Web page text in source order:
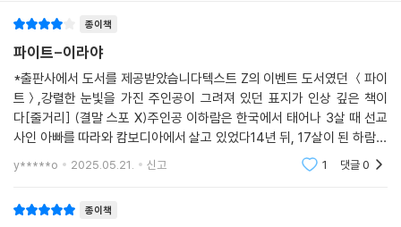
어느새 내 반경에 들어온 사람들이 있다. 날 봐 주고 웃게 해 주는 사람들.
나를 불쌍히 여기지 않고 내게 애정 어린 관심을 툭툭 던져 주는 사람들. 그
이 보이고 들리지 않았던 소리가 들린다. 그래서 그들과 오른 링 위에서 함
께 버텨 갈 앞날이 기대된다.
---p.197
“씩씩한 사람도, 잘 웃는 사람도, 용감한 사람도 모두 한 점씩은 아픈 구석
이 있지. 누구나 다. 나만 그런 줄 알고 이만큼 살았는데 어느 구석에서는
다들 그렇게 아프더라고.” (p. 193)
혼자인 삶에 익숙해지고자 애써 분투해 왔지만 실은 의지할 수 있는 누군
가를 필요로 했던 하람은 점차 다른 사람이 건네는 위로의 힘을 알게 된다.
그리고 누구든 자신의 아픔을 안고 살아가며, 그 아픔을 통해 오히려 주위
한 도움을 건네던 무하에게도, 활기차고 다정한 마음을 전해 주던 원지에
종이책
파이트-이라야
*출판사에서 도서를 제공받았습니다텍스트 Z의 이벤트 도서였던 ＜파이
트＞,강렬한 눈빛을 가진 주인공이 그려져 있던 표지가 인상 깊은 책이
다 [줄거리] (결말 스포 X)주인공 이하람은 한국에서 태어나 3살 때 선교
사인 아빠를 따라와 캄보디아에서 살고 있었다14년 뒤, 17살이 된 하람은
엄마와 함께 한국으로 도망쳐온다...하람의 엄마는 우울증, 알코올 중독 등
으로 아픈 상태였고
y*****o 2025.05.21. 신고 1 댓글0
종이책